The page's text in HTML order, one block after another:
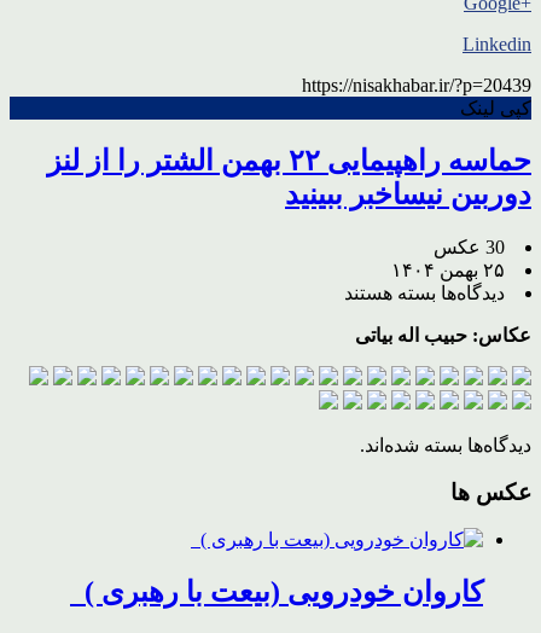
Linkedin
https://nisakhabar.ir/?p=20439
کپی لینک
حماسه راهپیمایی ۲۲ بهمن الشتر را از لنز
دوربین نیساخبر ببینید
30 عکس
۲۵ بهمن ۱۴۰۴
دیدگاه‌ها برای
راهپیمایی
بهمن
الشتر
از
ببینید
بسته هستند
عکاس: حبیب اله بیاتی
دیدگاه‌ها بسته شده‌اند.
عکس ها
کاروان خودرویی (بیعت با رهبری )